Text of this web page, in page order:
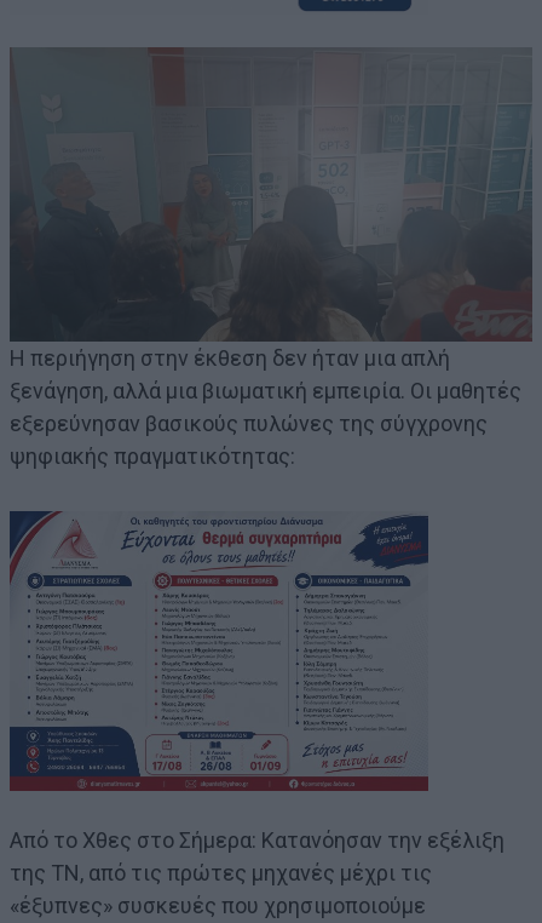
Η περιήγηση στην έκθεση δεν ήταν μια απλή
ξενάγηση, αλλά μια βιωματική εμπειρία. Οι μαθητές
εξερεύνησαν βασικούς πυλώνες της σύγχρονης
ψηφιακής πραγματικότητας:
Από το Χθες στο Σήμερα: Κατανόησαν την εξέλιξη
της ΤΝ, από τις πρώτες μηχανές μέχρι τις
«έξυπνες» συσκευές που χρησιμοποιούμε